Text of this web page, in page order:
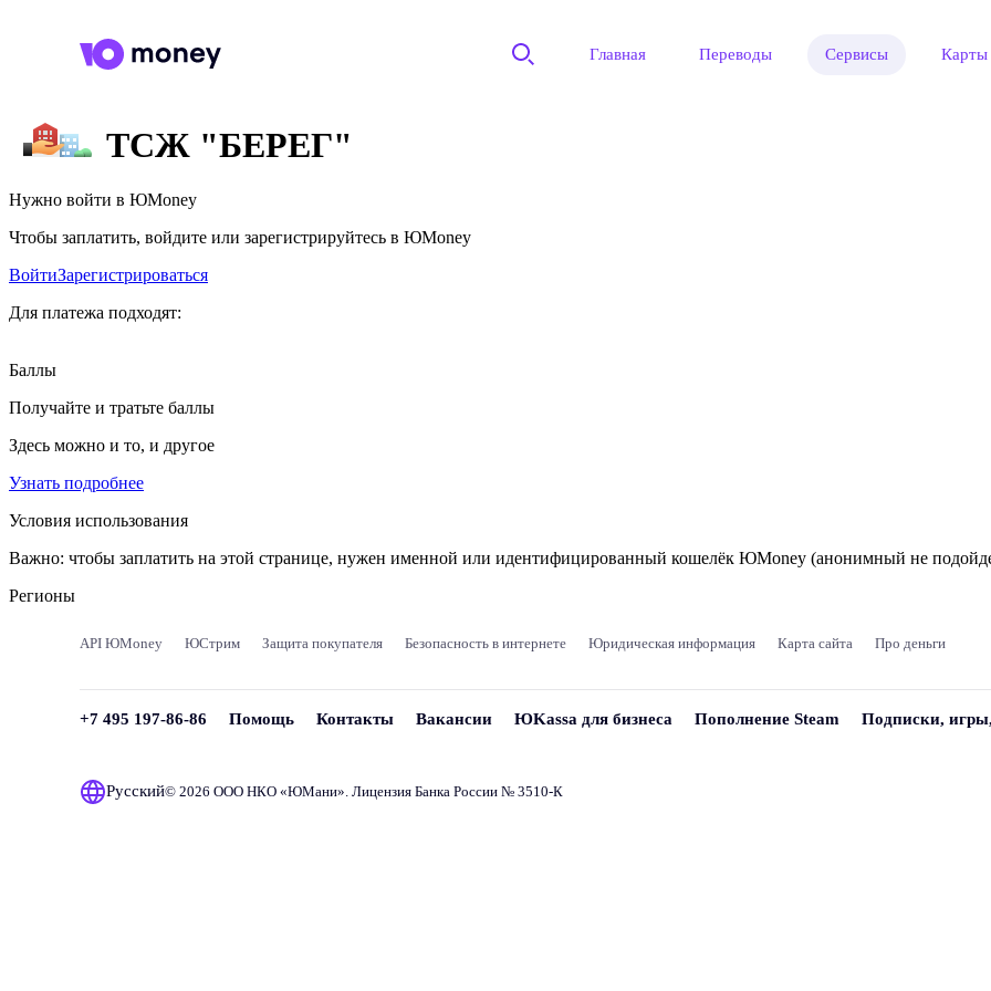
Главная Переводы Сервисы Карты
ТСЖ "БЕРЕГ"
Нужно войти в ЮMoney
Чтобы заплатить, войдите или зарегистрируйтесь в ЮMoney
ВойтиЗарегистрироваться
Для платежа подходят:
Баллы
Получайте и тратьте баллы
Здесь можно и то, и другое
Узнать подробнее
Условия использования
Важно: чтобы заплатить на этой странице, нужен именной или идентифицированный кошелёк ЮMoney (анонимный не
Регионы
API ЮMoney ЮСтрим Защита покупателя Безопасность в интернете Юридическая информация Карта сайта Про деньги
+7 495 197-86-86 Помощь Контакты Вакансии ЮKassa для бизнеса Пополнение Steam Подписки,
Русский© 2026 ООО НКО «ЮМани». Лицензия Банка России № 3510‑К